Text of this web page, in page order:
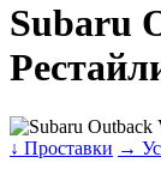
Subaru
↓ Проставки →